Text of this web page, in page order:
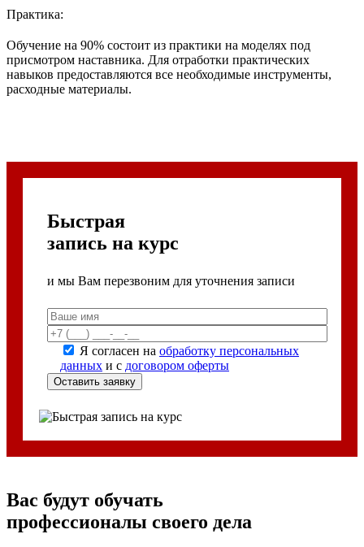
Практика:
Обучение на 90% состоит из практики на моделях под
присмотром наставника. Для отработки практических
навыков предоставляются все необходимые инструменты,
расходные материалы.
Быстрая
запись на курс
и мы Вам перезвоним для уточнения записи
Я согласен на обработку персональных
данных и с договором оферты
Вас будут обучать
профессионалы своего дела